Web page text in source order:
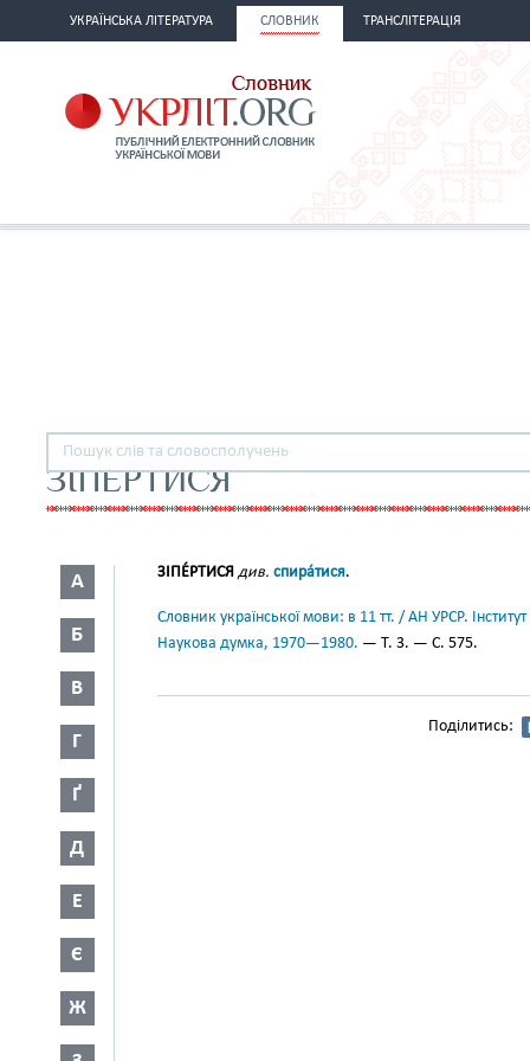
УКРАЇНСЬКА ЛІТЕРАТУРА СЛОВНИК ТРАНСЛІТЕРАЦІЯ
ЗІПЕРТИСЯ
А
Б
В
Г
Ґ
Д
Е
Є
Ж
ЗІПЕ́РТИСЯ див. спира́тися.
Словник української мови: в 11 тт. / АН УРСР.
Наукова думка, 1970—1980. — Т. 3. — С. 575.
Поділитись: